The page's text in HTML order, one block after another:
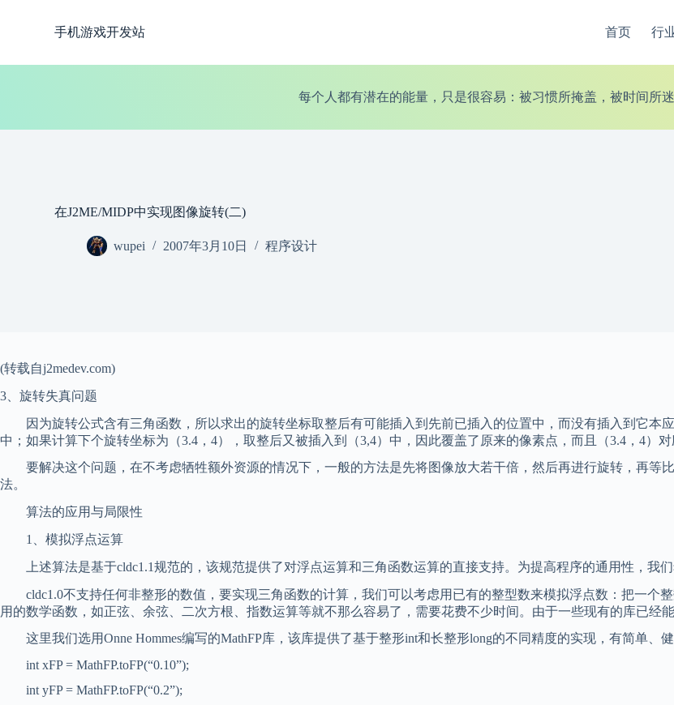
容
手机游戏开发站 首页 行
每个人都有潜在的能量，只是很容易：被习惯所掩盖，被时间所
在J2ME/MIDP中实现图像旋转(二)
wupei 2007年3月10日 程序设计
(转载自j2medev.com)
3、旋转失真问题
因为旋转公式含有三角函数，所以求出的旋转坐标取整后有可能插入到先前已插入的位置中，而没有插入到它本应
中；如果计算下个旋转坐标为（3.4，4），取整后又被插入到（3,4）中，因此覆盖了原来的像素点，而且（3.4，4）
要解决这个问题，在不考虑牺牲额外资源的情况下，一般的方法是先将图像放大若干倍，然后再进行旋转，再等
法。
算法的应用与局限性
1、模拟浮点运算
上述算法是基于cldc1.1规范的，该规范提供了对浮点运算和三角函数运算的直接支持。为提高程序的通用性，我们
cldc1.0不支持任何非整形的数值，要实现三角函数的计算，我们可以考虑用已有的整型数来模拟浮点数：把一个
用的数学函数，如正弦、余弦、二次方根、指数运算等就不那么容易了，需要花费不少时间。由于一些现有的库已经
这里我们选用Onne Hommes编写的MathFP库，该库提供了基于整形int和长整形long的不同精度的实现，有简单、
int xFP = MathFP.toFP(“0.10”);
int yFP = MathFP.toFP(“0.2”);